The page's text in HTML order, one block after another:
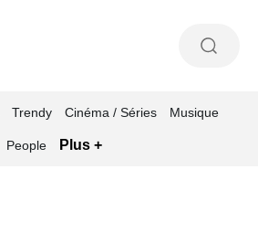
Trendy Cinéma / Séries Musique
People Plus +